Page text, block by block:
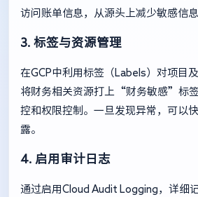
访问账单信息，从源头上减少敏感信息
3. 标签与资源管理
在GCP中利用标签（Labels）对项目
将财务相关资源打上“财务敏感”标
控和权限控制。一旦发现异常，可以
露。
4. 启用审计日志
通过启用Cloud Audit Logging，详细